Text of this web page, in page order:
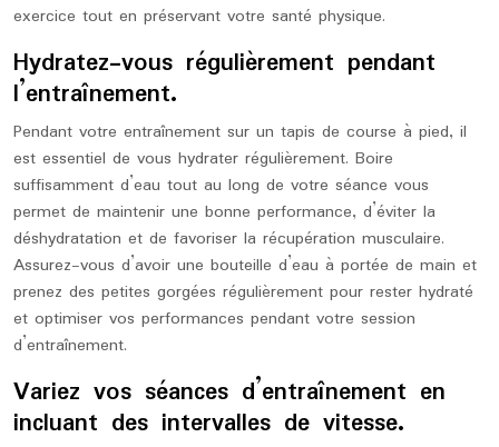
exercice tout en préservant votre santé physique.
Hydratez-vous régulièrement pendant
l’entraînement.
Pendant votre entraînement sur un tapis de course à pied, il
est essentiel de vous hydrater régulièrement. Boire
suffisamment d’eau tout au long de votre séance vous
permet de maintenir une bonne performance, d’éviter la
déshydratation et de favoriser la récupération musculaire.
Assurez-vous d’avoir une bouteille d’eau à portée de main et
prenez des petites gorgées régulièrement pour rester hydraté
et optimiser vos performances pendant votre session
d’entraînement.
Variez vos séances d’entraînement en
incluant des intervalles de vitesse.